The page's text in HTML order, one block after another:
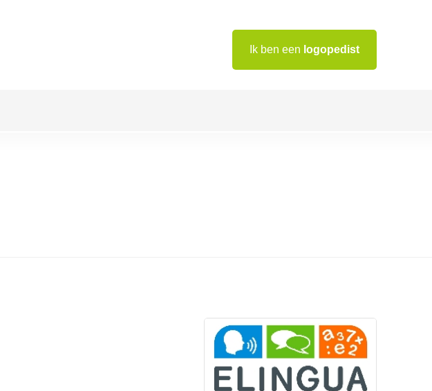
Ik ben een logopedist